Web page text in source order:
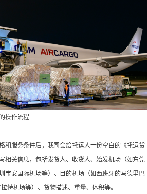
操作流程
和服务条件后，我司会给托运人一份空白的《托运货
相关信息，包括发货人、收货人、始发机场（如东莞
宝安国际机场等）、目的机场（如西班牙的马德里巴
特机场等）、货物描述、重量、体积等。